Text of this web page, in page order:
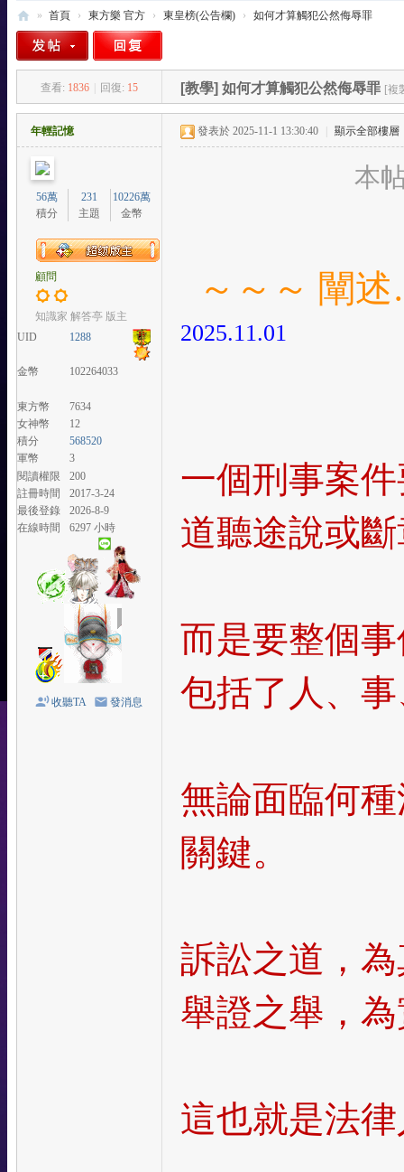
方
T
» 首頁 › 東方樂 官方 › 東皇榜(公告欄) › 如何才算觸犯公然侮辱罪
查看: 1836 回復: 15 [教學] 如何才算觸犯公然侮辱罪 [複
年輕記憶
56萬
積分
231
主題
10226萬
金幣
顧問
知識家 解答亭 版主
UID
1288
金幣 102264033
東方幣
7634
女神幣
12
積分
568520
軍幣
3
閱讀權限
200
註冊時間
2017-3-24
最後登錄
2026-8-9
在線時間
6297 小時
收聽TA 發消息
發表於 2025-11-1 13:30:40 顯示全部樓層
本
～～～ 闡
2025.11.01
一個刑事案
道聽途說或
而是要整個
包括了人、
無論面臨何
關鍵。
訴訟之道，
舉證之舉，
這也就是法